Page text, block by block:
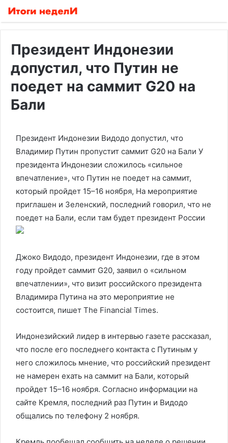
Президент Индонезии
допустил, что Путин не
поедет на саммит G20 на
Бали
Президент Индонезии Видодо допустил, что
Владимир Путин пропустит саммит G20 на Бали У
президента Индонезии сложилось «сильное
впечатление», что Путин не поедет на саммит,
который пройдет 15–16 ноября, На мероприятие
приглашен и Зеленский, последний говорил, что не
поедет на Бали, если там будет президент России
Джоко Видодо, президент Индонезии, где в этом
году пройдет саммит G20, заявил о «сильном
впечатлении», что визит российского президента
Владимира Путина на это мероприятие не
состоится, пишет The Financial Times.
Индонезийский лидер в интервью газете рассказал,
что после его последнего контакта с Путиным у
него сложилось мнение, что российский президент
не намерен ехать на саммит на Бали, который
пройдет 15–16 ноября. Согласно информации на
сайте Кремля, последний раз Путин и Видодо
общались по телефону 2 ноября.